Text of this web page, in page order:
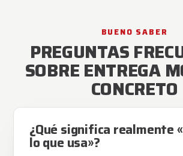
BUENO SABER
PREGUNTAS
SOBRE ENTREGA
CONCRETO
¿Qué significa realmente
lo que usa»?